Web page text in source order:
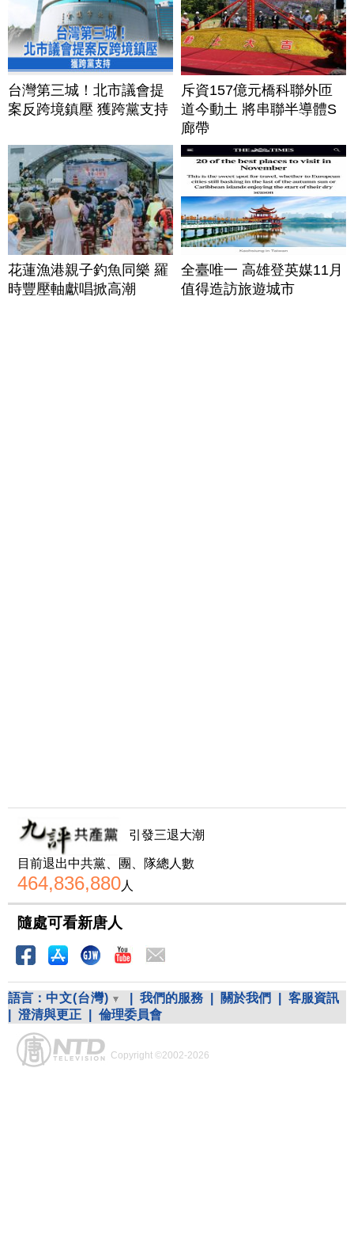
台灣第三城！北市議會提
案反跨境鎮壓 獲跨黨支持
斥資157億元橋科聯外匝
道今動土 將串聯半導體S
廊帶
花蓮漁港親子釣魚同樂 羅
時豐壓軸獻唱掀高潮
全臺唯一 高雄登英媒11月
值得造訪旅遊城市
引發三退大潮
目前退出中共黨、團、隊總人數
464,836,880人
隨處可看新唐人
語言： 中文(台灣) 我們的服務 關於我們
客服資訊
澄清與更正 倫理委員會
Copyright ©2002-2026